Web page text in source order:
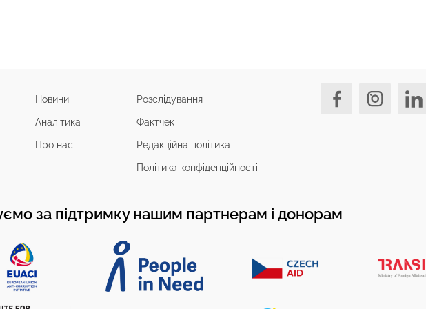
Новини
Аналітика
Про нас
Розслідування
Фактчек
Редакційна політика
Політика конфіденційності
за підтримку нашим партнерам і донорам